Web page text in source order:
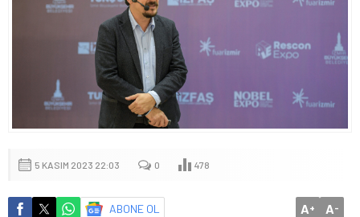
5 KASIM 2023 22:03 0 478
ABONE OL A+ A-